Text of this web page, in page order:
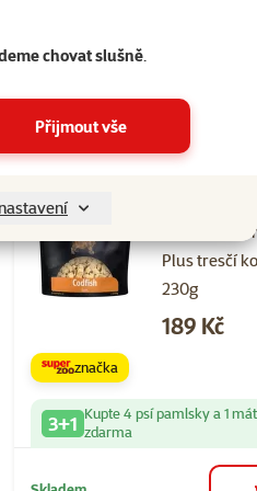
chovat slušně.
Přijmout vše
3+1
zdarma
Pochoutka
Plus tresčí
230g
Cena
189 Kč
značka
3+1 Kupte 4 psí pamlsky a 1
zdarma